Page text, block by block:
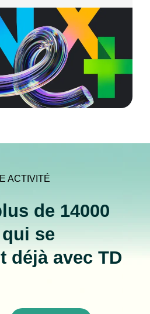
ACTIVITÉ
de 14000
se
déjà avec TD